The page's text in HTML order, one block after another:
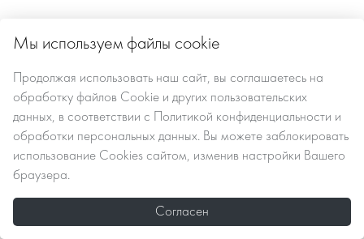
Мы используем файлы cookie
Продолжая использовать наш сайт, вы соглашаетесь на
обработку файлов Сookie и других пользовательских
данных, в соответствии с
Политикой конфиденциальности и
обработки персональных данных. Вы можете заблокировать
использование Cookies сайтом, изменив настройки Вашего
браузера.
Согласен